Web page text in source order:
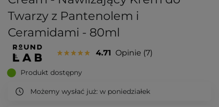
Twarzy z Pantenolem i
Ceramidami - 80ml
4.71 Opinie 7
Produkt dostępny
Możemy wysłać już: w poniedziałek